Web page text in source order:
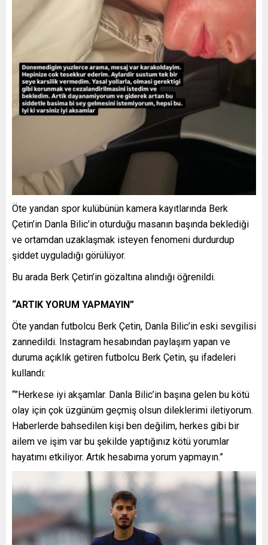
Öte yandan spor kulübünün kamera kayıtlarında Berk
Çetin’in Danla Bilic’in oturduğu masanın başında beklediği
ve ortamdan uzaklaşmak isteyen fenomeni durdurdup
şiddet uyguladığı görülüyor.
Bu arada Berk Çetin’in gözaltına alındığı öğrenildi.
“ARTIK YORUM YAPMAYIN”
Öte yandan futbolcu Berk Çetin, Danla Bilic’in eski sevgilisi
zannedildi. Instagram hesabından paylaşım yapan ve
duruma açıklık getiren futbolcu Berk Çetin, şu ifadeleri
kullandı:
“”Herkese iyi akşamlar. Danla Bilic’in başına gelen bu kötü
olay için çok üzgünüm geçmiş olsun dileklerimi iletiyorum.
Haberlerde bahsedilen kişi ben değilim, herkes gibi bir
ailem ve işim var bu şekilde yaptığınız kötü yorumlar
hayatımı etkiliyor. Artık hesabıma yorum yapmayın.”